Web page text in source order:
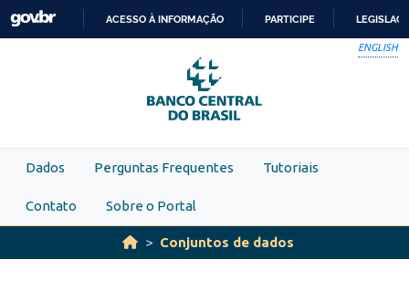
Skip to main content
PARA
O
CONTEÚDO
ACESSO À INFORMAÇÃO PARTICIPE
ENGLISH
Dados Perguntas Frequentes Tutoriais
Contato Sobre o Portal
Conjuntos de dados